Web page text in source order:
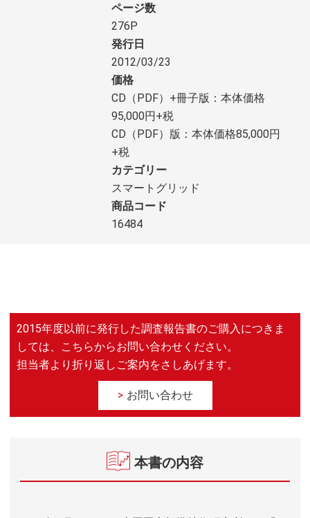
ページ数
276P
発行日
2012/03/23
価格
CD（PDF）+冊子版：本体価格
95,000円+税
CD（PDF）版：本体価格85,000円
+税
カテゴリー
スマートグリッド
商品コード
16484
2015年度以前に発行した調査報告書のご購入につきま
しては、こちらからお問い合わせください。
担当者より折り返しご案内をさしあげます。
お問い合わせ
本書の内容